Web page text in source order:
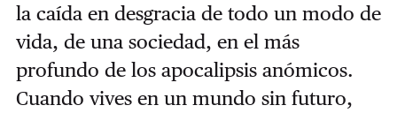
la caída en desgracia de todo un modo de
vida, de una sociedad, en el más
profundo de los apocalipsis anómicos.
Cuando vives en un mundo sin futuro,